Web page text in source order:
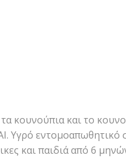
κουνούπια και το
Υγρό
και παιδιά από 6